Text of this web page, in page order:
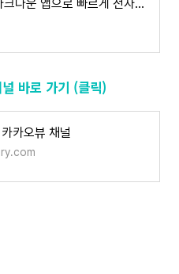
쉽고 편리한 마크다운 앱으로 빠르게 전자책 만들기 | 50000원부터 시작 가능한 총 평점 0점의 전
바로 가기 (클릭)
카오뷰 채널